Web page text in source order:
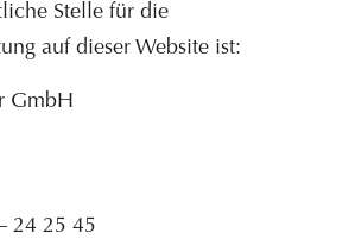
Stelle für die
auf dieser Website ist:
GmbH
24 25 45